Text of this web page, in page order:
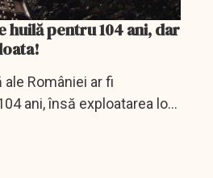
huilă pentru 104 ani, dar
României ar fi
ani, însă exploatarea lor
ineficientă economic,